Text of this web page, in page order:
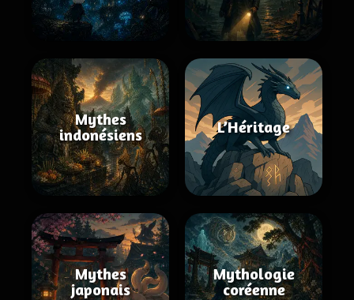
Mythes
indonésiens
L’Héritage
Mythes
japonais
Mythologie
coréenne